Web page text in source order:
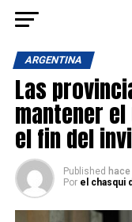
ARGENTINA
Las
mantener
el fin del
Published
Por el chasqui